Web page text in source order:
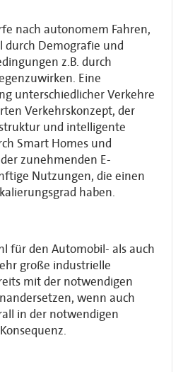
nach autonomem Fahren,
durch Demo­grafie und
z.B. durch
Eine
unterschiedlicher Verkehre
Verkehrskonzept, der
und intelligente
Smart Homes und
zunehmenden E-
Nutzungen, die einen
haben.
für den Automobil- als auch
große industrielle
mit der notwendigen
wenn auch
in der notwendigen